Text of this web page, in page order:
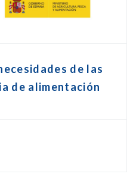
de las
de alimentación